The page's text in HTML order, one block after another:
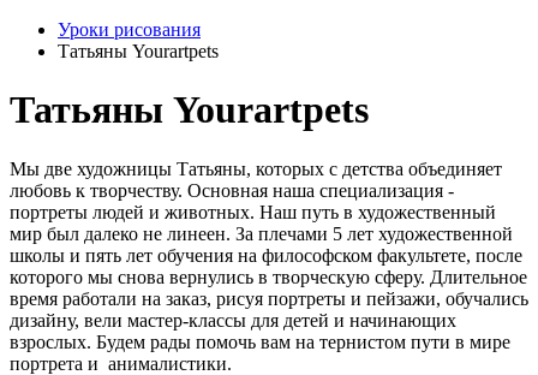
Уроки рисования
Татьяны Yourartpets
Татьяны Yourartpets
Мы две художницы Татьяны, которых с детства объединяет
любовь к творчеству. Основная наша специализация -
портреты людей и животных. Наш путь в художественный
мир был далеко не линеен. За плечами 5 лет художественной
школы и пять лет обучения на философском факультете, после
которого мы снова вернулись в творческую сферу. Длительное
время работали на заказ, рисуя портреты и пейзажи, обучались
дизайну, вели мастер-классы для детей и начинающих
взрослых. Будем рады помочь вам на тернистом пути в мире
портрета и анималистики.